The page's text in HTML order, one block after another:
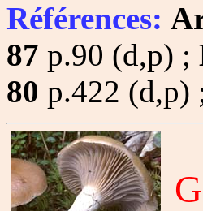
Références:
87 p.90 (d,p) ;
80 p.422 (d,p)